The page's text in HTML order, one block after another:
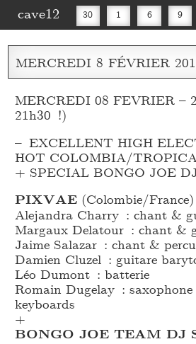
cave12 30 1 6 9
16 20 27 30
MERCREDI 8 FÉVRIER
MERCREDI 08 FEVRIER –
21h30 !)
– EXCELLENT HIGH
HOT COLOMBIA/
+ SPECIAL BONGO JOE
PIXVAE (Colombie/France)
Alejandra Charry : chant &
Margaux Delatour : chant &
Jaime Salazar : chant &
Damien Cluzel : guitare
Léo Dumont : batterie
Romain Dugelay :
keyboards
+
BONGO JOE TEAM DJ